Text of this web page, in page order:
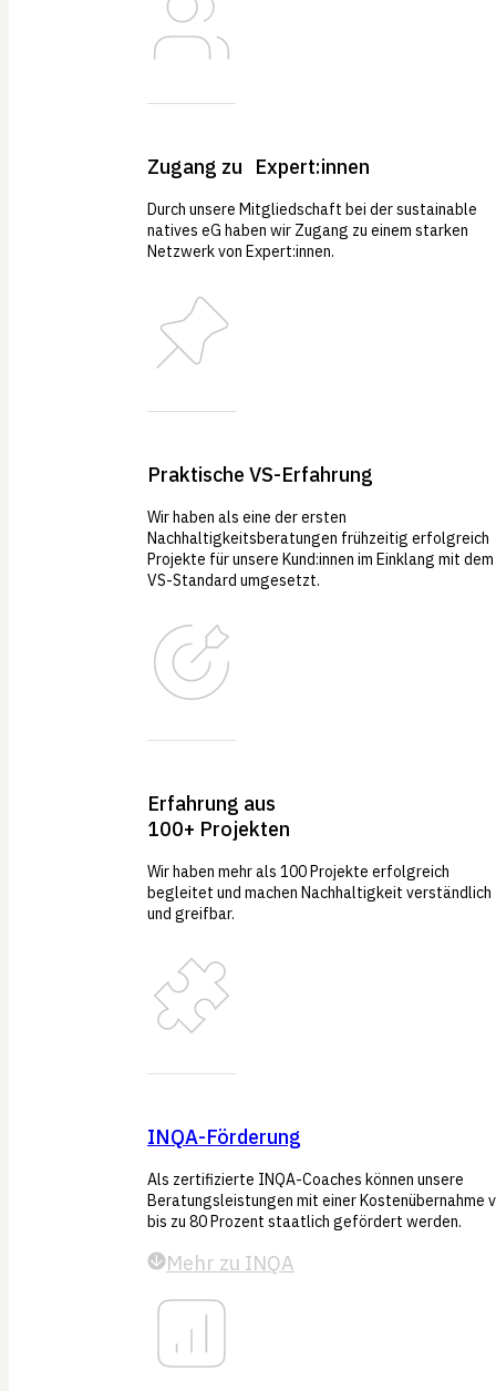
Zugang zu Expert:innen
Durch unsere Mitgliedschaft bei der sustainable
natives eG haben wir Zugang zu einem starken
Netzwerk von Expert:innen.
Praktische VS-Erfahrung
Wir haben als eine der ersten
Nachhaltigkeitsberatungen frühzeitig erfolgreich
Projekte für unsere Kund:innen im Einklang mit dem
VS-Standard umgesetzt.
Erfahrung aus
100+ Projekten
Wir haben mehr als 100 Projekte erfolgreich
begleitet und machen Nachhaltigkeit verständlich
und greifbar.
INQA-Förderung
Als zertifizierte INQA-Coaches können unsere
Beratungsleistungen mit einer Kostenübernahme
bis zu 80 Prozent staatlich gefördert werden.
Mehr zu INQA